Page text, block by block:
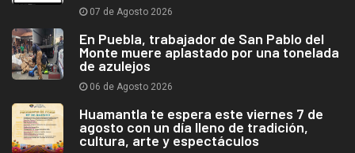
07 de Agosto 2026
En Puebla, trabajador de San Pablo del
Monte muere aplastado por una tonelada
de azulejos
06 de Agosto 2026
Huamantla te espera este viernes 7 de
agosto con un día lleno de tradición,
cultura, arte y espectáculos